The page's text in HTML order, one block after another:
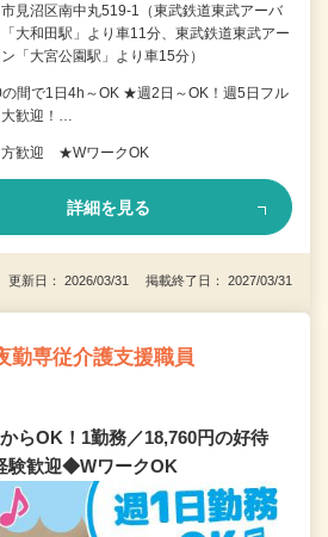
見沼区南中丸519-1（東武鉄道東武アーバ
大和田駅」より車11分、東武鉄道東武アー
「大宮公園駅」より車15分）
間で1日4h～OK ★週2日～OK！週5日フル
大歓迎！…
方歓迎 ★WワークOK
詳細を見る
更新日： 2026/03/31 掲載終了日： 2027/03/31
勤専従介護支援職員
らOK！1勤務／18,760円の好待
歓迎◆WワークOK